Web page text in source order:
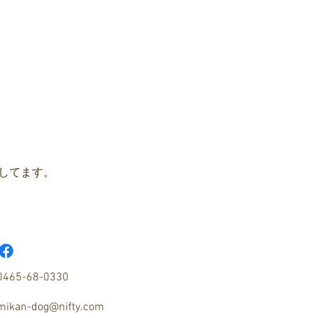
ます。
68-0330
dog@nifty.com